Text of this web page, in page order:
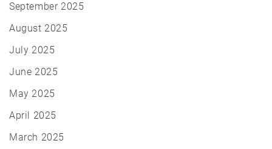
September 2025
August 2025
July 2025
June 2025
May 2025
April 2025
March 2025